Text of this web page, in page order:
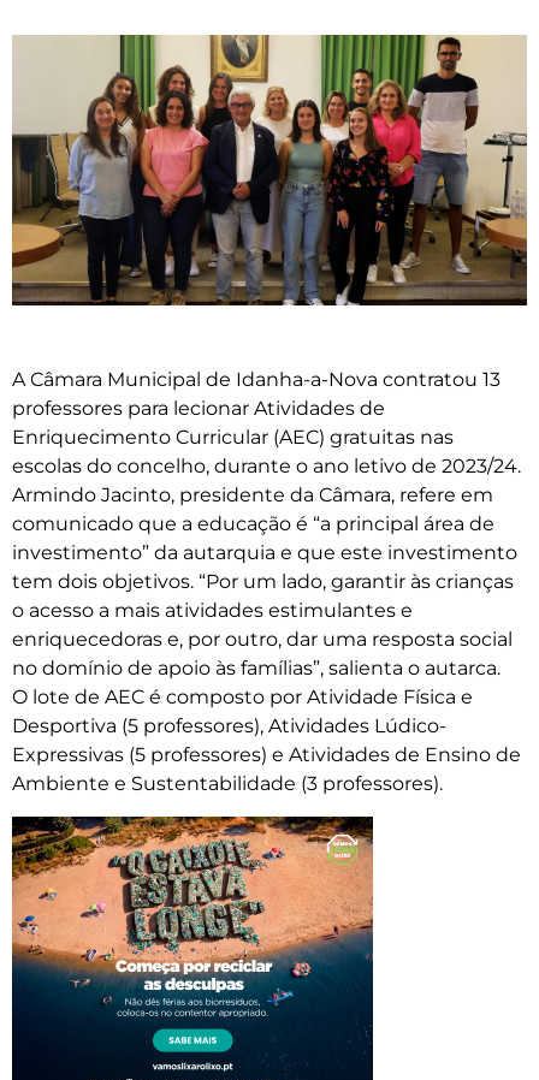
A Câmara Municipal de Idanha-a-Nova contratou 13
professores para lecionar Atividades de
Enriquecimento Curricular (AEC) gratuitas nas
escolas do concelho, durante o ano letivo de 2023/24.
Armindo Jacinto, presidente da Câmara, refere em
comunicado que a educação é “a principal área de
investimento” da autarquia e que este investimento
tem dois objetivos. “Por um lado, garantir às crianças
o acesso a mais atividades estimulantes e
enriquecedoras e, por outro, dar uma resposta social
no domínio de apoio às famílias”, salienta o autarca.
O lote de AEC é composto por Atividade Física e
Desportiva (5 professores), Atividades Lúdico-
Expressivas (5 professores) e Atividades de Ensino de
Ambiente e Sustentabilidade (3 professores).